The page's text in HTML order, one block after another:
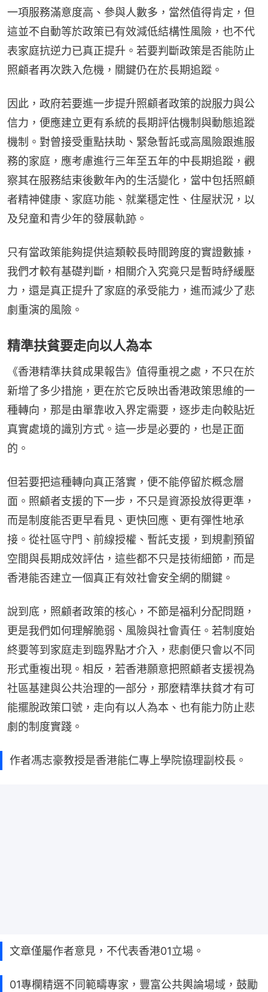
一項服務滿意度高、參與人數多，當然值得肯定，但
這並不自動等於政策已有效減低結構性風險，也不代
表家庭抗逆力已真正提升。若要判斷政策是否能防止
照顧者再次跌入危機，關鍵仍在於長期追蹤。
因此，政府若要進一步提升照顧者政策的說服力與公
信力，便應建立更有系統的長期評估機制與動態追蹤
機制。對曾接受重點扶助、緊急暫託或高風險跟進服
務的家庭，應考慮進行三年至五年的中長期追蹤，觀
察其在服務結束後數年內的生活變化，當中包括照顧
者精神健康、家庭功能、就業穩定性、住屋狀況，以
及兒童和青少年的發展軌跡。
只有當政策能夠提供這類較長時間跨度的實證數據，
我們才較有基礎判斷，相關介入究竟只是暫時紓緩壓
力，還是真正提升了家庭的承受能力，進而減少了悲
劇重演的風險。
精準扶貧要走向以人為本
《香港精準扶貧成果報告》值得重視之處，不只在於
新增了多少措施，更在於它反映出香港政策思維的一
種轉向，那是由單靠收入界定需要，逐步走向較貼近
真實處境的識別方式。這一步是必要的，也是正面
的。
但若要把這種轉向真正落實，便不能停留於概念層
面。照顧者支援的下一步，不只是資源投放得更準，
而是制度能否更早看見、更快回應、更有彈性地承
接。從社區守門、前線授權、暫託支援，到規劃預留
空間與長期成效評估，這些都不只是技術細節，而是
香港能否建立一個真正有效社會安全網的關鍵。
說到底，照顧者政策的核心，不節是福利分配問題，
更是我們如何理解脆弱、風險與社會責任。若制度始
終要等到家庭走到臨界點才介入，悲劇便只會以不同
形式重複出現。相反，若香港願意把照顧者支援視為
社區基建與公共治理的一部分，那麼精準扶貧才有可
能擺脫政策口號，走向有以人為本、也有能力防止悲
劇的制度實踐。
作者馮志豪教授是香港能仁專上學院協理副校長。
文章僅屬作者意見，不代表香港01立場。
01專欄精選不同範疇專家，豐富公共輿論場域，鼓勵